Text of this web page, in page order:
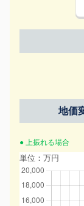
地価
● 上振れる場合
単位：万円